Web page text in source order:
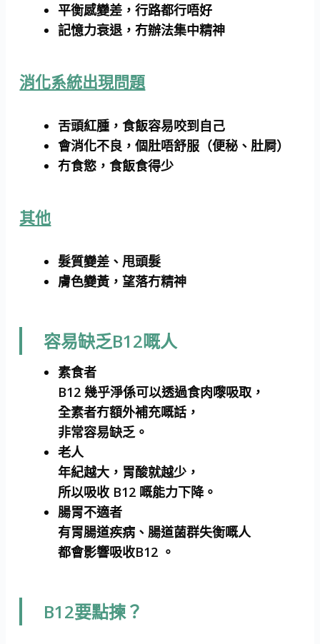
平衡感變差，行路都行唔好
記憶力衰退，冇辦法集中精神
消化系統出現問題
舌頭紅腫，食飯容易咬到自己
會消化不良，個肚唔舒服（便秘、肚屙）
冇食慾，食飯食得少
其他
髮質變差、甩頭髮
膚色變黃，望落冇精神
容易缺乏B12嘅人
素食者
B12 幾乎淨係可以透過食肉嚟吸取，
全素者冇額外補充嘅話，
非常容易缺乏。
老人
年紀越大，胃酸就越少，
所以吸收 B12 嘅能力下降。
腸胃不適者
有胃腸道疾病、腸道菌群失衡嘅人
都會影響吸收B12 。
B12要點揀？